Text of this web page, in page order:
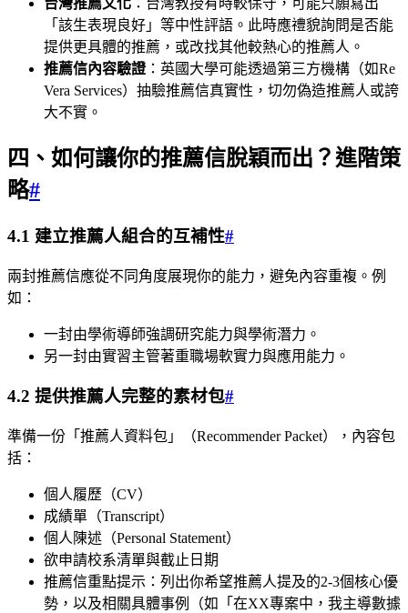
台灣推薦文化 ：台灣教授有時較保守，可能只願寫出
「該生表現良好」等中性評語。此時應禮貌詢問是否能
提供更具體的推薦，或改找其他較熱心的推薦人。
推薦信內容驗證：英國大學可能透過第三方機構（如Re
Vera Services）抽驗推薦信真實性，切勿偽造推薦人或誇
大不實。
四、如何讓你的推薦信脫穎而出？進階策
略#
4.1 建立推薦人組合的互補性#
兩封推薦信應從不同角度展現你的能力，避免內容重複。例
如：
一封由學術導師強調研究能力與學術潛力。
另一封由實習主管著重職場軟實力與應用能力。
4.2 提供推薦人完整的素材包#
準備一份「推薦人資料包」（Recommender Packet），內容包
括：
個人履歷（CV）
成績單（Transcript）
個人陳述（Personal Statement）
欲申請校系清單與截止日期
推薦信重點提示：列出你希望推薦人提及的2-3個核心優
勢，以及相關具體事例（如「在XX專案中，我主導數據